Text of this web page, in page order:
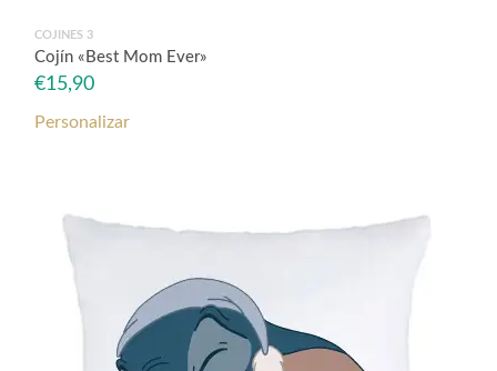
COJINES 3
Cojín «Best Mom Ever»
€15,90
Personalizar